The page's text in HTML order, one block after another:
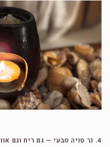
4. נר סויה טבעי — גם ריח וגם אווירה